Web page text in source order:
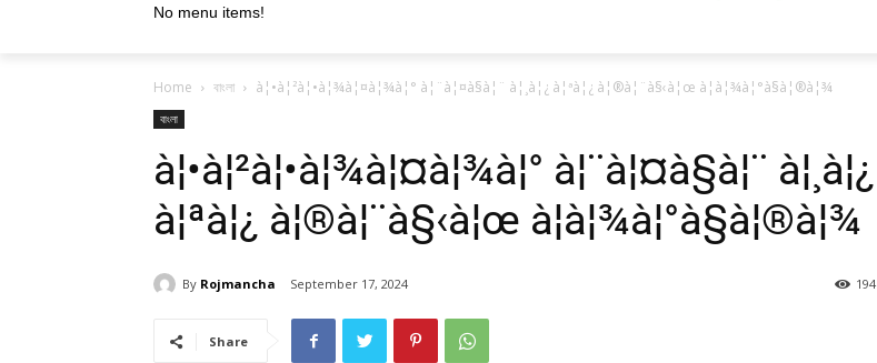
No menu items!
Home বাংলা à¦•à¦²à¦•à¦¾à¦¤à¦¾à¦° à¦¨à¦¤à§à¦¨ à¦¸à¦¿ à¦ªà¦¿ à¦®à¦¨à§‹à¦œ à¦­à¦¾à¦°à§à¦®à¦¾
বাংলা
à¦•à¦²à¦•à¦¾à¦¤à¦¾à¦° à¦¨à¦¤à§à¦¨ à¦¸à¦¿
à¦ªà¦¿ à¦®à¦¨à§‹à¦œ à¦­à¦¾à¦°à§à¦®à¦¾
By Rojmancha September 17, 2024 194
Share